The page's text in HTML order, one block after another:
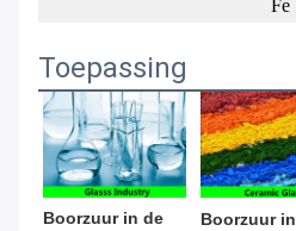
Fe
Toepassing
Boorzuur in de
Boorzuur in